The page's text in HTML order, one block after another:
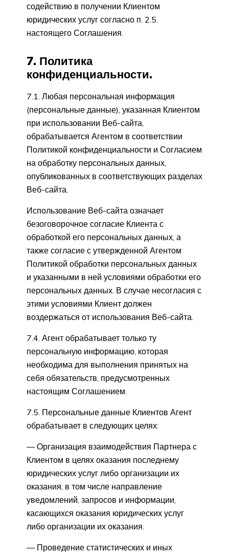
содействию в получении Клиентом
юридических услуг согласно п. 2.5.
настоящего Соглашения.
7. Политика
конфиденциальности.
7.1. Любая персональная информация
(персональные данные), указанная Клиентом
при использовании Веб-сайта,
обрабатывается Агентом в соответствии
Политикой конфиденциальности и Согласием
на обработку персональных данных,
опубликованных в соответствующих разделах
Веб-сайта.
Использование Веб-сайта означает
безоговорочное согласие Клиента с
обработкой его персональных данных, а
также согласие с утвержденной Агентом
Политикой обработки персональных данных
и указанными в ней условиями обработки его
персональных данных. В случае несогласия с
этими условиями Клиент должен
воздержаться от использования Веб-сайта.
7.4. Агент обрабатывает только ту
персональную информацию, которая
необходима для выполнения принятых на
себя обязательств, предусмотренных
настоящим Соглашением.
7.5. Персональные данные Клиентов Агент
обрабатывает в следующих целях:
— Организация взаимодействия Партнера с
Клиентом в целях оказания последнему
юридических услуг либо организации их
оказания, в том числе направление
уведомлений, запросов и информации,
касающихся оказания юридических услуг
либо организации их оказания.
— Проведение статистических и иных